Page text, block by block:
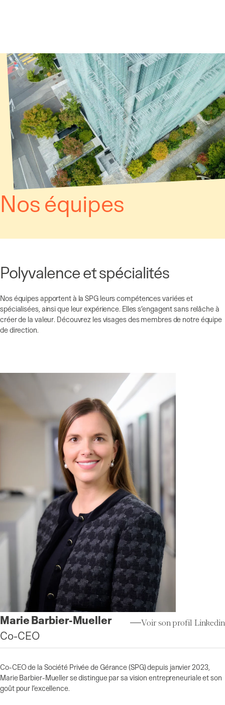
Nos équipes
Polyvalence et spécialités
Nos équipes apportent à la SPG leurs compétences variées et
spécialisées, ainsi que leur expérience. Elles s’engagent sans relâche à
créer de la valeur. Découvrez les visages des membres de notre équipe
de direction.
Marie Barbier-Mueller
Co-CEO
Voir son profil Linkedin
Co-CEO de la Société Privée de Gérance (SPG) depuis janvier 2023,
Marie Barbier-Mueller se distingue par sa vision entrepreneuriale et son
goût pour l’excellence.